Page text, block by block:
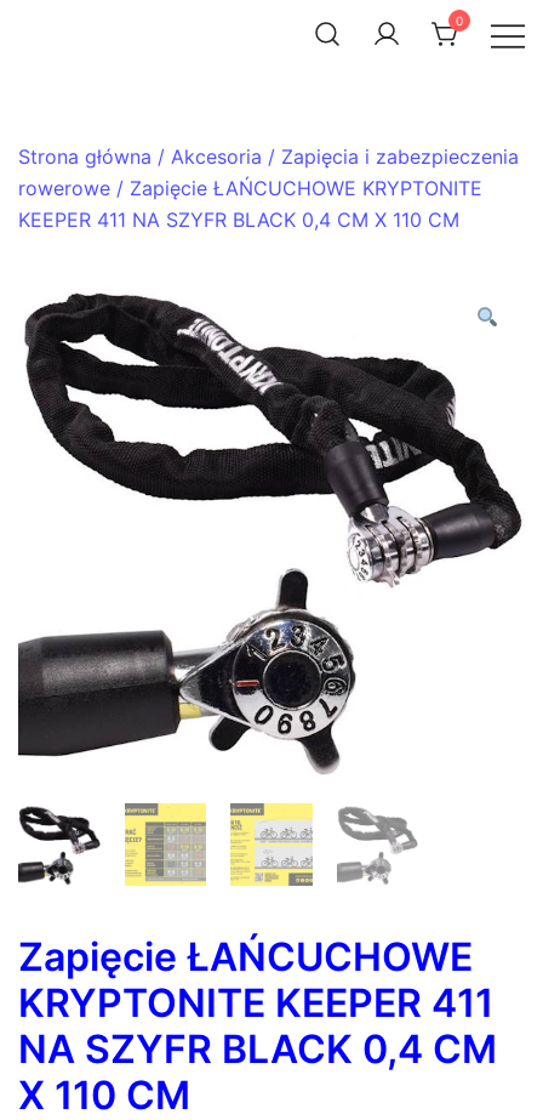
0
Strona główna / Akcesoria / Zapięcia i zabezpieczenia
rowerowe / Zapięcie ŁAŃCUCHOWE KRYPTONITE
KEEPER 411 NA SZYFR BLACK 0,4 CM X 110 CM
Zapięcie ŁAŃCUCHOWE
KRYPTONITE KEEPER 411
NA SZYFR BLACK 0,4 CM
X 110 CM